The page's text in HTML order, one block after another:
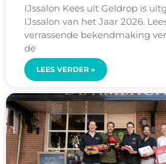
IJssalon Kees uit Geldrop is
IJssalon van het Jaar 2026.
verrassende bekendmaking
de
LEES VERDER »